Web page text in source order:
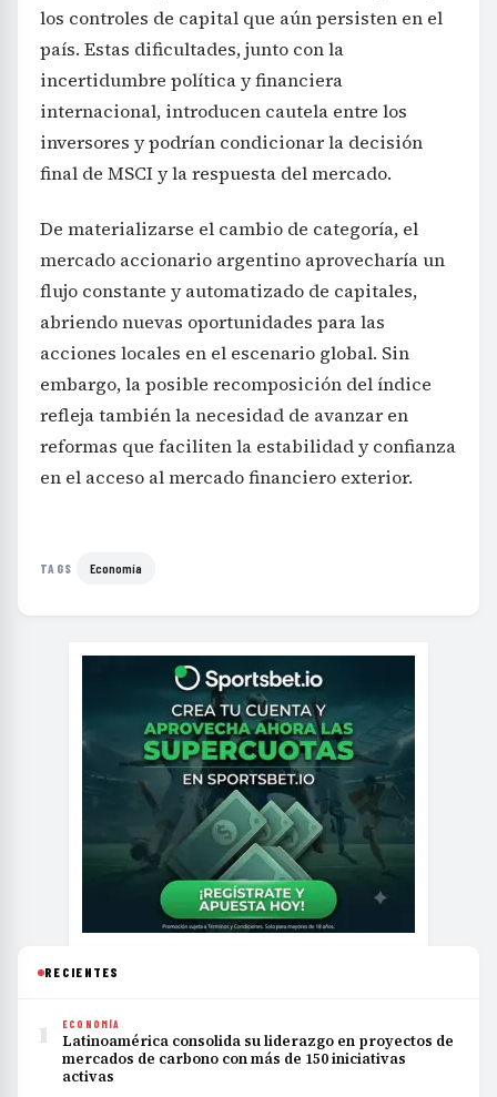
los controles de capital que aún persisten en el
país. Estas dificultades, junto con la
incertidumbre política y financiera
internacional, introducen cautela entre los
inversores y podrían condicionar la decisión
final de MSCI y la respuesta del mercado.
De materializarse el cambio de categoría, el
mercado accionario argentino aprovecharía un
flujo constante y automatizado de capitales,
abriendo nuevas oportunidades para las
acciones locales en el escenario global. Sin
embargo, la posible recomposición del índice
refleja también la necesidad de avanzar en
reformas que faciliten la estabilidad y confianza
en el acceso al mercado financiero exterior.
TAGS Economía
RECIENTES
1 ECONOMÍA
Latinoamérica consolida su liderazgo en proyectos de
mercados de carbono con más de 150 iniciativas
activas